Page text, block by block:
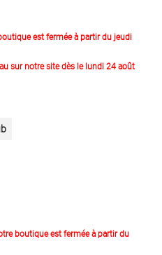
est fermée à partir du jeudi
sur notre site dès le lundi 24 août
boutique est fermée à partir du